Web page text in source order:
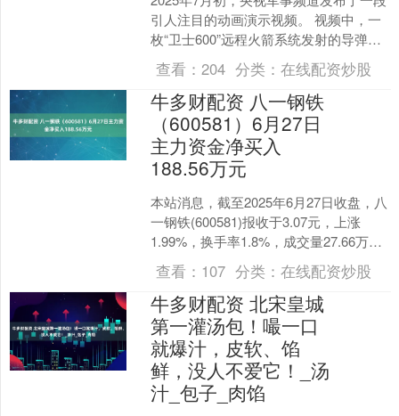
引人注目的动画演示视频。 视频中，一
枚“卫士600”远程火箭系统发射的导弹，
气势汹汹地冲向高空，速度极快，仿佛
要穿破云层....
查看： 204 分类： 在线配资炒股
牛多财配资 八一钢铁
（600581）6月27日
主力资金净买入
188.56万元
本站消息，截至2025年6月27日收盘，八
一钢铁(600581)报收于3.07元，上涨
1.99%，换手率1.8%，成交量27.66万
手，成交额8474.7万元。....
查看： 107 分类： 在线配资炒股
牛多财配资 北宋皇城
第一灌汤包！嘬一口
就爆汁，皮软、馅
鲜，没人不爱它！_汤
汁_包子_肉馅